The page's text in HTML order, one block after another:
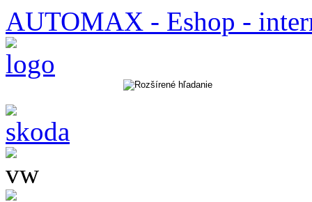
AUTOMAX - Eshop -